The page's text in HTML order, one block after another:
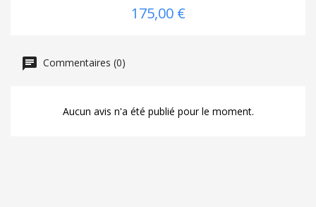
175,00 €
Commentaires (0)
Aucun avis n'a été publié pour le moment.